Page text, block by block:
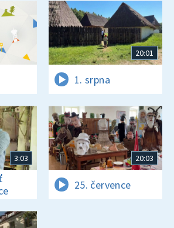
20:01
1. srpna
3:03 20:03
25. července